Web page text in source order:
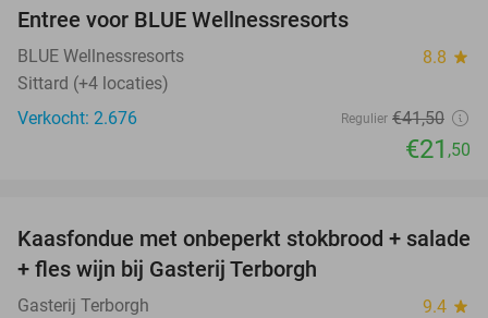
Entree voor BLUE Wellnessresorts
BLUE Wellnessresorts 8.8 star
Sittard (+4 locaties)
Verkocht: 2.676
Regulier €41,50
€21 ,50
44%
Kaasfondue met onbeperkt stokbrood + salade
+ fles wijn bij Gasterij Terborgh
Gasterij Terborgh 9.4 star